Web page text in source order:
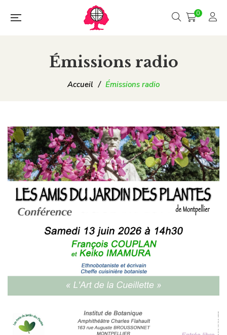
0
Émissions radio
Accueil / Émissions radio